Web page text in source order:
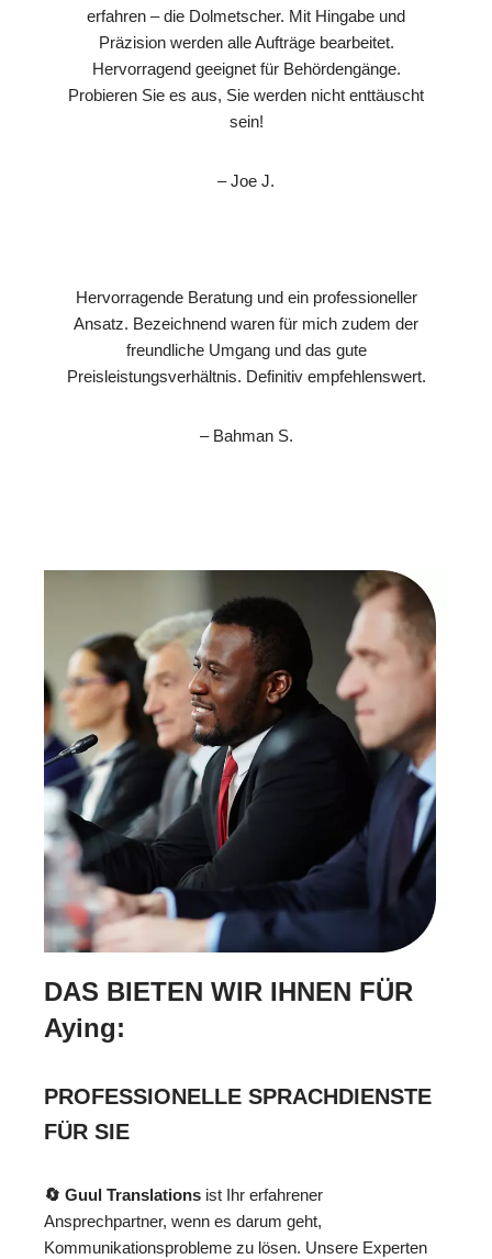
erfahren – die Dolmetscher. Mit Hingabe und
Präzision werden alle Aufträge bearbeitet.
Hervorragend geeignet für Behördengänge.
Probieren Sie es aus, Sie werden nicht enttäuscht
sein!
– Joe J.
Hervorragende Beratung und ein professioneller
Ansatz. Bezeichnend waren für mich zudem der
freundliche Umgang und das gute
Preisleistungsverhältnis. Definitiv empfehlenswert.
– Bahman S.
DAS BIETEN WIR IHNEN FÜR
Aying:
PROFESSIONELLE SPRACHDIENSTE
FÜR SIE
🔄 Guul Translations ist Ihr erfahrener
Ansprechpartner, wenn es darum geht,
Kommunikationsprobleme zu lösen. Unsere Experten